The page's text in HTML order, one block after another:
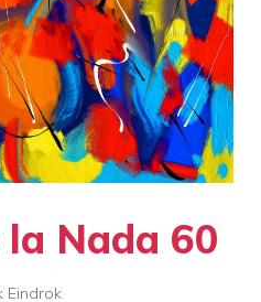
la Nada 60
Eindrok